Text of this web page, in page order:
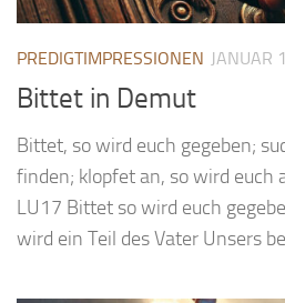
PREDIGTIMPRESSIONEN JANUAR
Bittet in Demut
Bittet, so wird euch gegeben;
finden; klopfet an, so wird euch
LU17 Bittet so wird euch
wird ein Teil des Vater Unsers